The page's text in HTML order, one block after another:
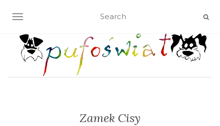
TOGGLE NAVIGATION
Zamek Cisy